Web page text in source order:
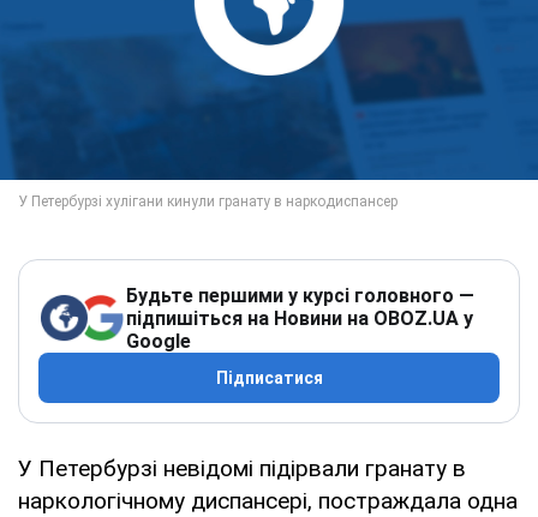
Будьте першими у курсі головного —
підпишіться на Новини на OBOZ.UA у
Google
Підписатися
У Петербурзі невідомі підірвали гранату в
наркологічному диспансері, постраждала одна